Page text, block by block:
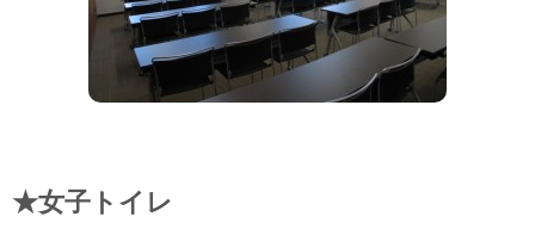
★女子トイレ